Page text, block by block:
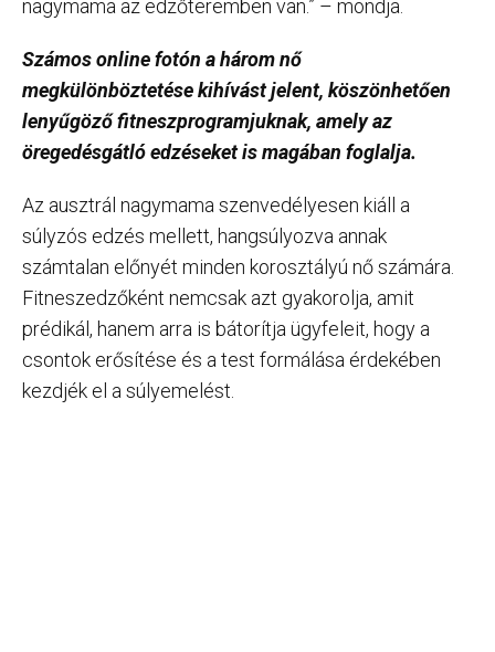
nagymama az edzőteremben van.” – mondja.
Számos online fotón a három nő
megkülönböztetése kihívást jelent, köszönhetően
lenyűgöző fitneszprogramjuknak, amely az
öregedésgátló edzéseket is magában foglalja.
Az ausztrál nagymama szenvedélyesen kiáll a
súlyzós edzés mellett, hangsúlyozva annak
számtalan előnyét minden korosztályú nő számára.
Fitneszedzőként nemcsak azt gyakorolja, amit
prédikál, hanem arra is bátorítja ügyfeleit, hogy a
csontok erősítése és a test formálása érdekében
kezdjék el a súlyemelést.